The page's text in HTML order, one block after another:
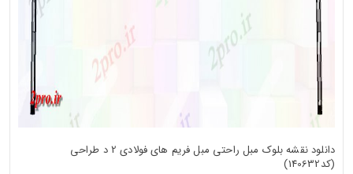
دانلود نقشه بلوک مبل راحتی مبل فریم های فولادی 2 د طراحی
(کد140632)